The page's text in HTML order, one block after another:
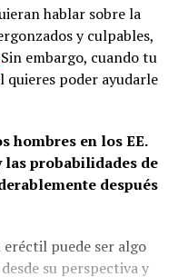
hablar sobre la
y culpables,
embargo, cuando tu
poder ayudarle
hombres en los EE.
las probabilidades de
después
puede ser algo
su perspectiva y